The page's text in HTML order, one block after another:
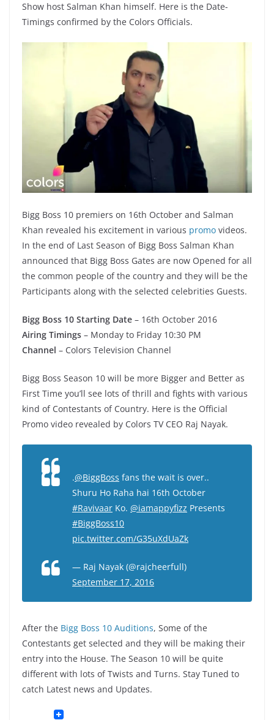
Show host Salman Khan himself. Here is the Date-
Timings confirmed by the Colors Officials.
Bigg Boss 10 premiers on 16th October and Salman
Khan revealed his excitement in various promo videos.
In the end of Last Season of Bigg Boss Salman Khan
announced that Bigg Boss Gates are now Opened for all
the common people of the country and they will be the
Participants along with the selected celebrities Guests.
Bigg Boss 10 Starting Date – 16th October 2016
Airing Timings – Monday to Friday 10:30 PM
Channel – Colors Television Channel
Bigg Boss Season 10 will be more Bigger and Better as
First Time you’ll see lots of thrill and fights with various
kind of Contestants of Country. Here is the Official
Promo video revealed by Colors TV CEO Raj Nayak.
.@BiggBoss fans the wait is over..
Shuru Ho Raha hai 16th October
#Ravivaar Ko. @iamappyfizz Presents
#BiggBoss10
pic.twitter.com/G35uXdUaZk
— Raj Nayak (@rajcheerfull)
September 17, 2016
After the Bigg Boss 10 Auditions, Some of the
Contestants get selected and they will be making their
entry into the House. The Season 10 will be quite
different with lots of Twists and Turns. Stay Tuned to
catch Latest news and Updates.